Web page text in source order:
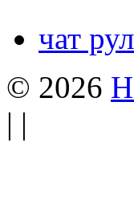
чат
© 2026
| |